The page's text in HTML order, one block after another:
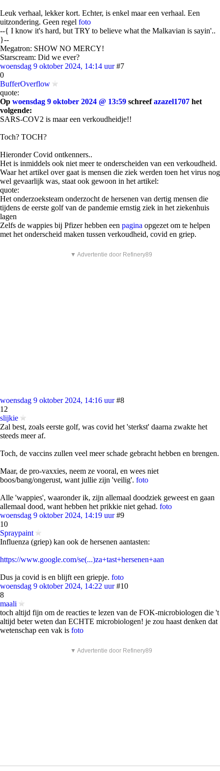
Leuk verhaal, lekker kort. Echter, is enkel maar een verhaal. Een
uitzondering. Geen regel foto
--{ I know it's hard, but TRY to believe what the Malkavian is sayin'..
}--
Megatron: SHOW NO MERCY!
Starscream: Did we ever?
woensdag 9 oktober 2024, 14:14 uur #7
0
BufferOverflow
quote:
Op woensdag 9 oktober 2024 @ 13:59 schreefazazel1707 het
volgende:
SARS-COV2 is maar een verkoudheidje!!
Toch? TOCH?
Hieronder Covid ontkenners..
Het is inmiddels ook niet meer te onderscheiden van een verkoudheid.
Waar het artikel over gaat is mensen die ziek werden toen het virus nog
wel gevaarlijk was, staat ook gewoon in het artikel:
quote:
Het onderzoeksteam onderzocht de hersenen van dertig mensen die
tijdens de eerste golf van de pandemie ernstig ziek in het ziekenhuis
lagen
Zelfs de wappies bij Pfizer hebben een pagina opgezet om te helpen
met het onderscheid maken tussen verkoudheid, covid en griep.
▼ Advertentie door Refinery89
woensdag 9 oktober 2024, 14:16 uur #8
12
slijkie
Zal best, zoals eerste golf, was covid het 'sterkst' daarna zwakte het
steeds meer af.
Toch, de vaccins zullen veel meer schade gebracht hebben en brengen.
Maar, de pro-vaxxies, neem ze vooral, en wees niet
boos/bang/ongerust, want jullie zijn 'veilig'. foto
Alle 'wappies', waaronder ik, zijn allemaal doodziek geweest en gaan
allemaal dood, want hebben het prikkie niet gehad. foto
woensdag 9 oktober 2024, 14:19 uur #9
10
Spraypaint
Influenza (griep) kan ook de hersenen aantasten:
https://www.google.com/se(...)za+tast+hersenen+aan
Dus ja covid is en blijft een griepje. foto
woensdag 9 oktober 2024, 14:22 uur #10
8
maali
toch altijd fijn om de reacties te lezen van de FOK-microbiologen die 't
altijd beter weten dan ECHTE microbiologen! je zou haast denken dat
wetenschap een vak is foto
▼ Advertentie door Refinery89